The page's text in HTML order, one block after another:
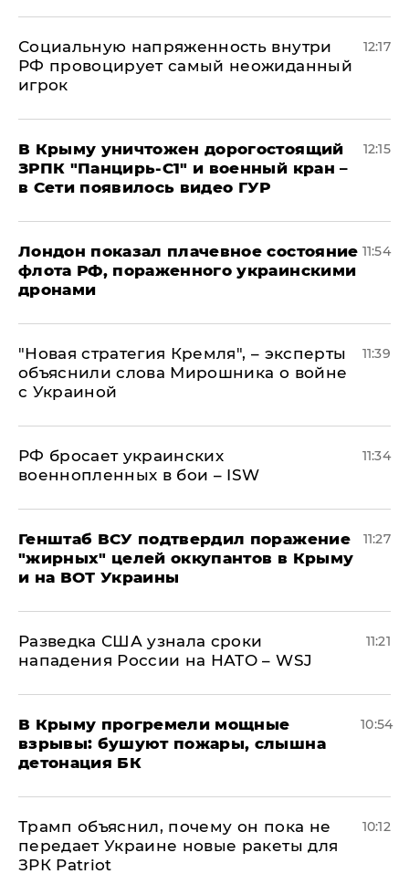
Социальную напряженность внутри
РФ провоцирует самый неожиданный
игрок
12:17
В Крыму уничтожен дорогостоящий
ЗРПК "Панцирь-С1" и военный кран –
в Сети появилось видео ГУР
12:15
Лондон показал плачевное состояние
флота РФ, пораженного украинскими
дронами
11:54
"Новая стратегия Кремля", – эксперты
объяснили слова Мирошника о войне
с Украиной
11:39
РФ бросает украинских
военнопленных в бои – ISW
11:34
Генштаб ВСУ подтвердил поражение
"жирных" целей оккупантов в Крыму
и на ВОТ Украины
11:27
Разведка США узнала сроки
нападения России на НАТО – WSJ
11:21
В Крыму прогремели мощные
взрывы: бушуют пожары, слышна
детонация БК
10:54
Трамп объяснил, почему он пока не
передает Украине новые ракеты для
ЗРК Patriot
10:12